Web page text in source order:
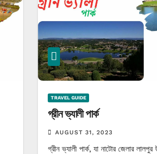
TRAVEL GUIDE
গ্রীন ভ্যালী পার্ক
AUGUST 31, 2023
গ্রীন ভ্যালী পার্ক, যা নাটোর জেলার